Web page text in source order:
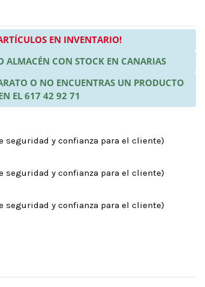
EN INVENTARIO!
ALMACÉN CON STOCK EN CANARIAS
O NO ENCUENTRAS UN PRODUCTO
EL 617 42 92 71
seguridad y confianza para el cliente)
seguridad y confianza para el cliente)
seguridad y confianza para el cliente)